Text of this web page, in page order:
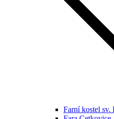
Farní kostel sv.